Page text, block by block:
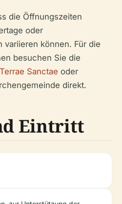
die Öffnungszeiten
oder
variieren können. Für die
besuchen Sie die
Sanctae oder
direkt.
Eintritt